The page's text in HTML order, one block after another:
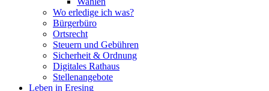
Wo erledige ich was?
Bürgerbüro
Ortsrecht
Steuern und Gebühren
Sicherheit & Ordnung
Digitales Rathaus
Stellenangebote
Leben in Eresing